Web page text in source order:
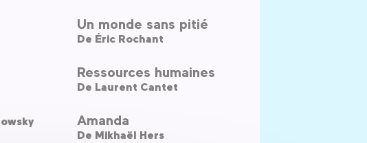
Un monde sans pitié
De Éric Rochant
Ressources humaines
De Laurent Cantet
Amanda
De Mikhaël Hers